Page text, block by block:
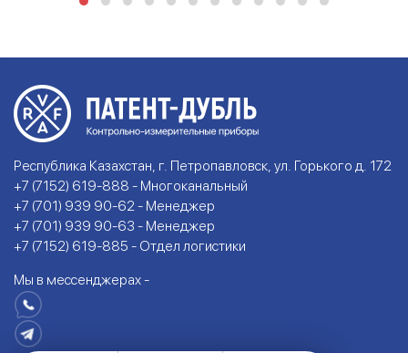
Республика Казахстан, г. Петропавловск, ул. Горького д. 172
+7 (7152) 619-888 - Многоканальный
+7 (701) 939 90-62 - Менеджер
+7 (701) 939 90-63 - Менеджер
+7 (7152) 619-885 - Отдел логистики
Мы в мессенджерах -